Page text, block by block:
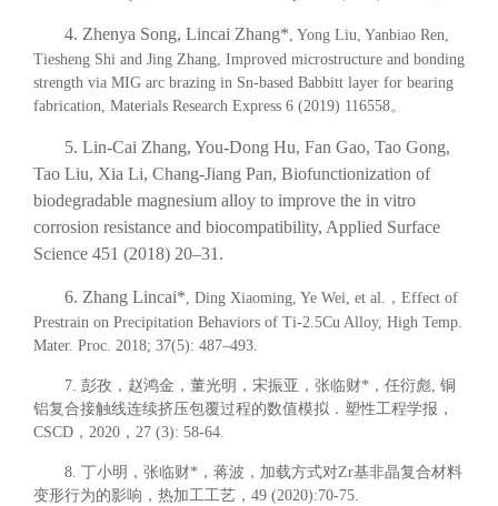
4. Zhenya Song, Lincai Zhang*, Yong Liu, Yanbiao Ren,
Tiesheng Shi and Jing Zhang, Improved microstructure and bonding
strength via MIG arc brazing in Sn-based Babbitt layer for bearing
fabrication, Materials Research Express 6 (2019) 116558。
5. Lin-Cai Zhang, You-Dong Hu, Fan Gao, Tao Gong,
Tao Liu, Xia Li, Chang-Jiang Pan, Biofunctionization of
biodegradable magnesium alloy to improve the in vitro
corrosion resistance and biocompatibility, Applied Surface
Science 451 (2018) 20–31.
6. Zhang Lincai*, Ding Xiaoming, Ye Wei, et al. ， Effect of
Prestrain on Precipitation Behaviors of Ti-2.5Cu Alloy, High Temp.
Mater. Proc. 2018; 37(5): 487–493.
7. 彭孜，赵鸿金，董光明，宋振亚， 张临财* ，任衍彪, 铜
铝复合接触线连续挤压包覆过程的数值模拟．塑性工程学报，
CSCD ， 2020 ， 27 (3): 58-64.
8. 丁小明， 张临财* ，蒋波，加载方式对Zr基非晶复合材料
变形行为的影响，热加工工艺， 49 (2020):70-75.